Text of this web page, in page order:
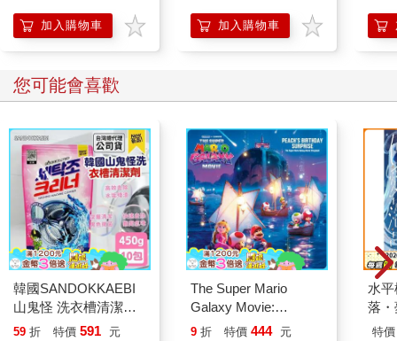
加入購物車 加入購物車
您可能會喜歡
韓國SANDOKKAEBI
山鬼怪 洗衣槽清潔劑
450公克-10包組
59 折 特價 591 元
The Super Mario
Galaxy Movie:
Peach`s Birthday
9 折 特價 444 元
水
落
特價